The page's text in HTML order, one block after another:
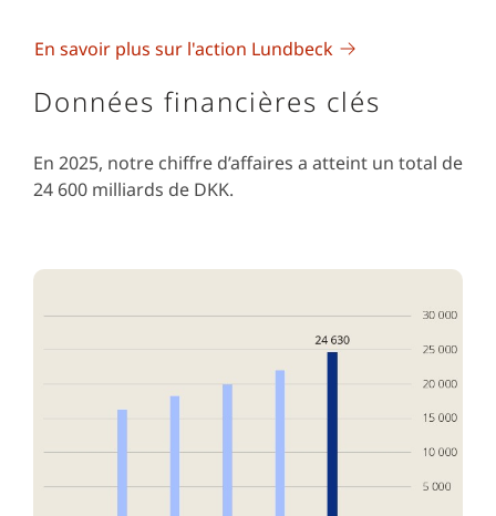
En savoir plus sur l'action Lundbeck
Données financières clés
En 2025, notre chiffre d’affaires a atteint un total de
24 600 milliards de DKK.